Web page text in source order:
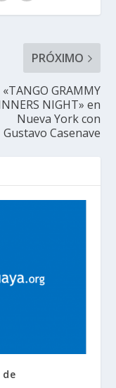
PRÓXIMO
«TANGO GRAMMY
NIGHT» en
Nueva York con
Gustavo Casenave
de